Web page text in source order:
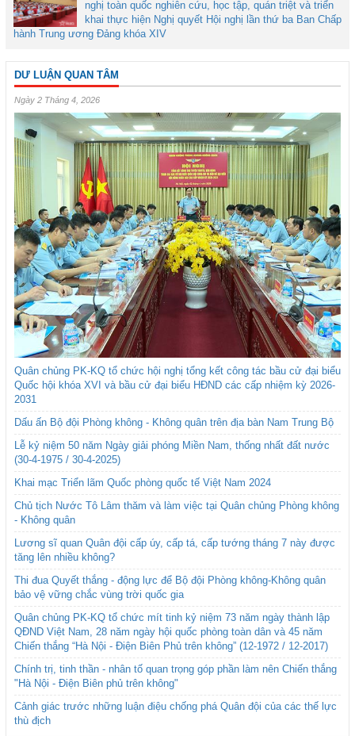
nghị toàn quốc nghiên cứu, học tập, quán triệt và triển
khai thực hiện Nghị quyết Hội nghị lần thứ ba Ban Chấp
hành Trung ương Đảng khóa XIV
DƯ LUẬN QUAN TÂM
Ngày 2 Tháng 4, 2026
Quân chủng PK-KQ tổ chức hội nghị tổng kết công tác bầu cử đại biểu
Quốc hội khóa XVI và bầu cử đại biểu HĐND các cấp nhiệm kỳ 2026-
2031
Dấu ấn Bộ đội Phòng không - Không quân trên địa bàn Nam Trung Bộ
Lễ kỷ niệm 50 năm Ngày giải phóng Miền Nam, thống nhất đất nước
(30-4-1975 / 30-4-2025)
Khai mạc Triển lãm Quốc phòng quốc tế Việt Nam 2024
Chủ tịch Nước Tô Lâm thăm và làm việc tại Quân chủng Phòng không
- Không quân
Lương sĩ quan Quân đội cấp úy, cấp tá, cấp tướng tháng 7 này được
tăng lên nhiều không?
Thi đua Quyết thắng - động lực để Bộ đội Phòng không-Không quân
bảo vệ vững chắc vùng trời quốc gia
Quân chủng PK-KQ tổ chức mít tinh kỷ niệm 73 năm ngày thành lập
QĐND Việt Nam, 28 năm ngày hội quốc phòng toàn dân và 45 năm
Chiến thắng “Hà Nội - Điện Biên Phủ trên không” (12-1972 / 12-2017)
Chính trị, tinh thần - nhân tố quan trọng góp phần làm nên Chiến thắng
"Hà Nội - Điện Biên phủ trên không"
Cảnh giác trước những luận điệu chống phá Quân đội của các thế lực
thù địch